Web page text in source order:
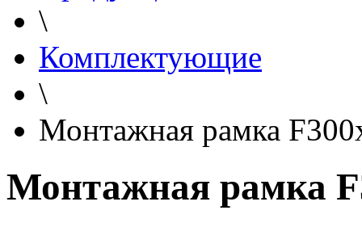
\
Комплектующие
\
Монтажная рамка
Монтажная рамка